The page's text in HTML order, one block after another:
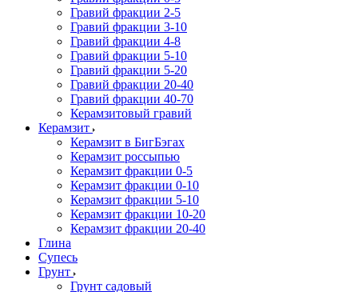
Гравий фракции 2-5
Гравий фракции 3-10
Гравий фракции 4-8
Гравий фракции 5-10
Гравий фракции 5-20
Гравий фракции 20-40
Гравий фракции 40-70
Керамзитовый гравий
Керамзит
Керамзит в БигБэгах
Керамзит россыпью
Керамзит фракции 0-5
Керамзит фракции 0-10
Керамзит фракции 5-10
Керамзит фракции 10-20
Керамзит фракции 20-40
Глина
Супесь
Грунт
Грунт садовый